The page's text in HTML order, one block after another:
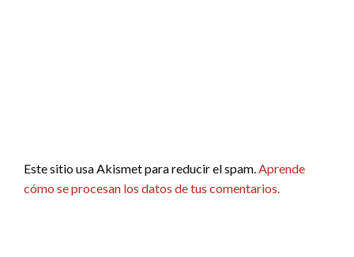
Este sitio usa Akismet para reducir el spam.Aprende
cómo se procesan los datos de tus comentarios.